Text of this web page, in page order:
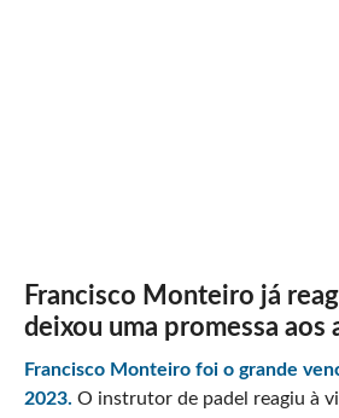
Francisco Monteiro já
deixou uma promessa aos
Francisco Monteiro foi o grande
2023. O instrutor de padel reagiu à